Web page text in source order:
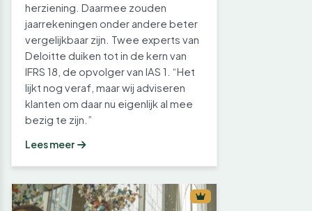
herziening. Daarmee zouden
jaarrekeningen onder andere beter
vergelijkbaar zijn. Twee experts van
Deloitte duiken tot in de kern van
IFRS 18, de opvolger van IAS 1. “Het
lijkt nog veraf, maar wij adviseren
klanten om daar nu eigenlijk al mee
bezig te zijn.”
Lees meer